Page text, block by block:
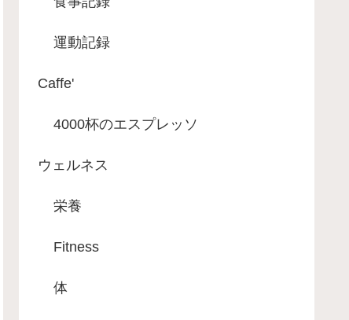
運動記録
Caffe'
4000杯のエスプレッソ
ウェルネス
栄養
Fitness
体